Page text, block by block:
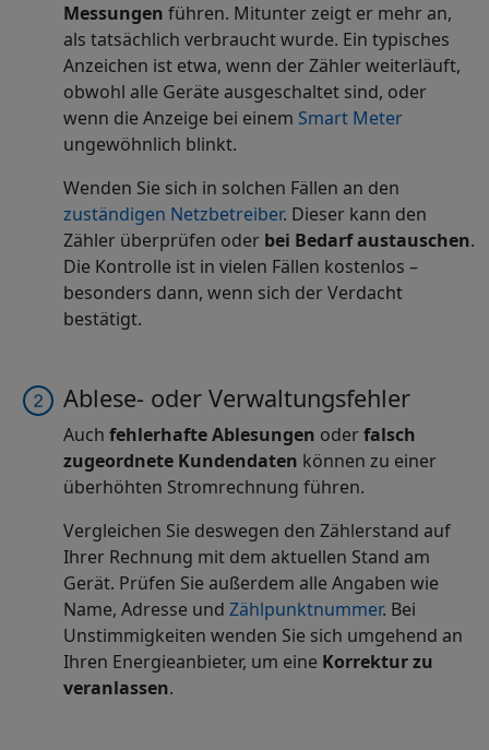
Messungen führen. Mitunter zeigt er mehr an,
als tatsächlich verbraucht wurde. Ein typisches
Anzeichen ist etwa, wenn der Zähler weiterläuft,
obwohl alle Geräte ausgeschaltet sind, oder
wenn die Anzeige bei einem Smart Meter
ungewöhnlich blinkt.
Wenden Sie sich in solchen Fällen an den
zuständigen Netzbetreiber. Dieser kann den
Zähler überprüfen oder bei Bedarf austauschen.
Die Kontrolle ist in vielen Fällen kostenlos –
besonders dann, wenn sich der Verdacht
bestätigt.
Ablese- oder Verwaltungsfehler
Auch fehlerhafte Ablesungen oderfalsch
zugeordnete Kundendaten können zu einer
überhöhten Stromrechnung führen.
Vergleichen Sie deswegen den Zählerstand auf
Ihrer Rechnung mit dem aktuellen Stand am
Gerät. Prüfen Sie außerdem alle Angaben wie
Name, Adresse und Zählpunktnummer. Bei
Unstimmigkeiten wenden Sie sich umgehend an
Ihren Energieanbieter, um eine Korrektur zu
veranlassen.